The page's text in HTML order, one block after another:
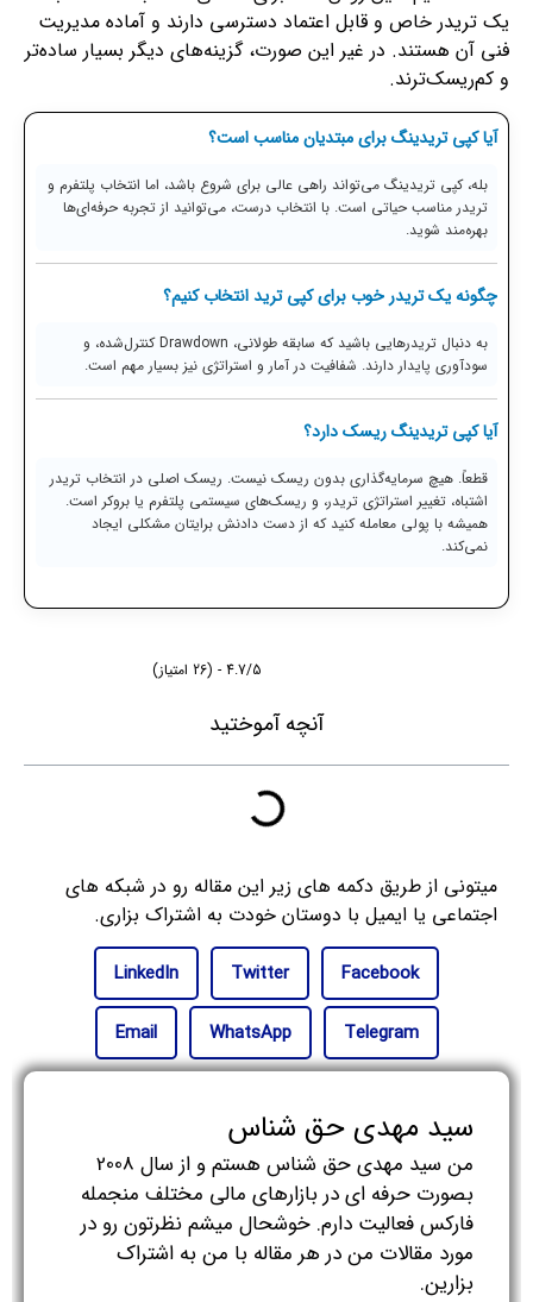
یک تریدر خاص و قابل اعتماد دسترسی دارند و آماده مدیریت
فنی آن هستند. در غیر این صورت، گزینه‌های دیگر بسیار ساده‌تر
و کم‌ریسک‌ترند.
آیا کپی تریدینگ برای مبتدیان مناسب است؟
بله، کپی تریدینگ می‌تواند راهی عالی برای شروع باشد، اما انتخاب پلتفرم و
تریدر مناسب حیاتی است. با انتخاب درست، می‌توانید از تجربه حرفه‌ای‌ها
بهره‌مند شوید.
چگونه یک تریدر خوب برای کپی ترید انتخاب کنیم؟
به دنبال تریدرهایی باشید که سابقه طولانی، Drawdown کنترل‌شده، و
سودآوری پایدار دارند. شفافیت در آمار و استراتژی نیز بسیار مهم است.
آیا کپی تریدینگ ریسک دارد؟
قطعاً. هیچ سرمایه‌گذاری بدون ریسک نیست. ریسک اصلی در انتخاب تریدر
اشتباه، تغییر استراتژی تریدر، و ریسک‌های سیستمی پلتفرم یا بروکر است.
همیشه با پولی معامله کنید که از دست دادنش برایتان مشکلی ایجاد
نمی‌کند.
4.7/5 - (26 امتیاز)
آنچه آموختید
میتونی از طریق دکمه های زیر این مقاله رو در شبکه های
اجتماعی یا ایمیل با دوستان خودت به اشتراک بزاری.
Facebook
Twitter
LinkedIn
Telegram
WhatsApp
Email
سید مهدی حق شناس
من سید مهدی حق شناس هستم و از سال 2008
بصورت حرفه ای در بازارهای مالی مختلف منجمله
فارکس فعالیت دارم. خوشحال میشم نظرتون رو در
مورد مقالات من در هر مقاله با من به اشتراک
بزارین.